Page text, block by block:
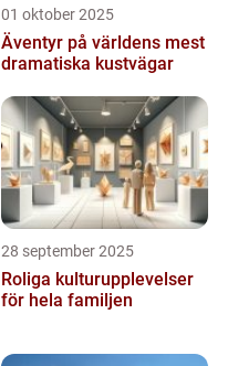
01 oktober 2025
Äventyr på världens mest
dramatiska kustvägar
28 september 2025
Roliga kulturupplevelser
för hela familjen